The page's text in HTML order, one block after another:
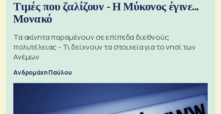
Τιμές που ζαλίζουν - Η Μύκονος έγινε...
Μονακό
Τα ακίνητα παραμένουν σε επίπεδα διεθνούς
πολυτέλειας - Τι δείχνουν τα στοιχεία για το νησί των
Ανέμων
Ανδρομάχη Παύλου